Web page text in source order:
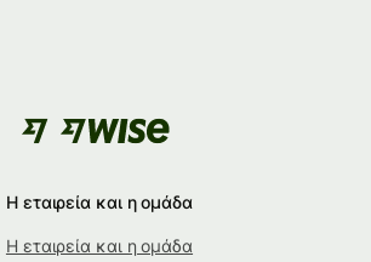
Η εταιρεία και η ομάδα
Η εταιρεία και η ομάδα